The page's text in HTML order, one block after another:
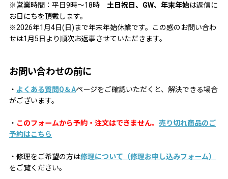
※営業時間：平日9時〜18時 土日祝日、GW、年末年始は返信に
お日にちを頂戴します。
※2026年1月4日(日)まで年末年始休業です。この感のお問い合わ
せは1月5日より順次お返事させていただきます。
お問い合わせの前に
・ よくある質問Q＆Aページをご確認いただくと、解決できる場合
がございます。
・ このフォームから予約・注文はできません。 売り切れ商品のご
予約はこちら
・修理をご希望の方は修理について（修理お申し込みフォーム）
をご覧ください。